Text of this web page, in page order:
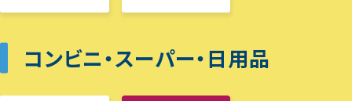
コンビニ・スーパー・日用品